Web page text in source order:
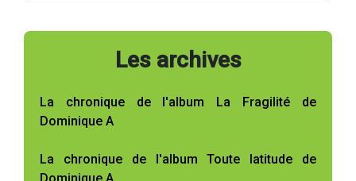
Les archives
La chronique de l'album La Fragilité de
Dominique A
La chronique de l'album Toute latitude de